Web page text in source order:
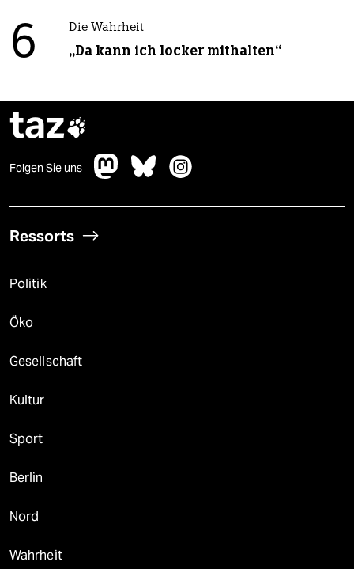
6 Die Wahrheit
„Da kann ich locker mithalten“
taz
Folgen Sie uns
Ressorts
Politik
Öko
Gesellschaft
Kultur
Sport
Berlin
Nord
Wahrheit